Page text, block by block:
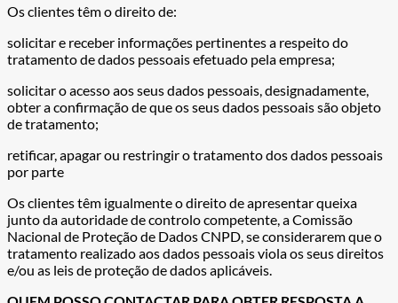
Os clientes têm o direito de:
solicitar e receber informações pertinentes a respeito do
tratamento de dados pessoais efetuado pela empresa;
solicitar o acesso aos seus dados pessoais, designadamente,
obter a confirmação de que os seus dados pessoais são objeto
de tratamento;
retificar, apagar ou restringir o tratamento dos dados pessoais
por parte
Os clientes têm igualmente o direito de apresentar queixa
junto da autoridade de controlo competente, a Comissão
Nacional de Proteção de Dados CNPD, se considerarem que o
tratamento realizado aos dados pessoais viola os seus direitos
e/ou as leis de proteção de dados aplicáveis.